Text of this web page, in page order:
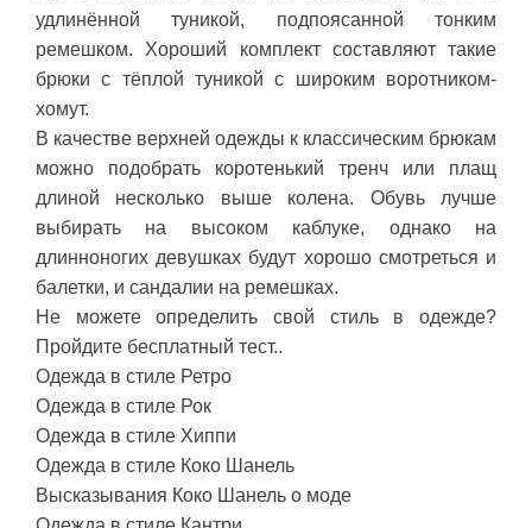
удлинённой туникой, подпоясанной тонким
ремешком. Хороший комплект составляют такие
брюки с тёплой туникой с широким воротником-
хомут.
В качестве верхней одежды к классическим брюкам
можно подобрать коротенький тренч или плащ
длиной несколько выше колена. Обувь лучше
выбирать на высоком каблуке, однако на
длинноногих девушках будут хорошо смотреться и
балетки, и сандалии на ремешках.
Не можете определить свой стиль в одежде?
Пройдите бесплатный тест..
Одежда в стиле Ретро
Одежда в стиле Рок
Одежда в стиле Хиппи
Одежда в стиле Коко Шанель
Высказывания Коко Шанель о моде